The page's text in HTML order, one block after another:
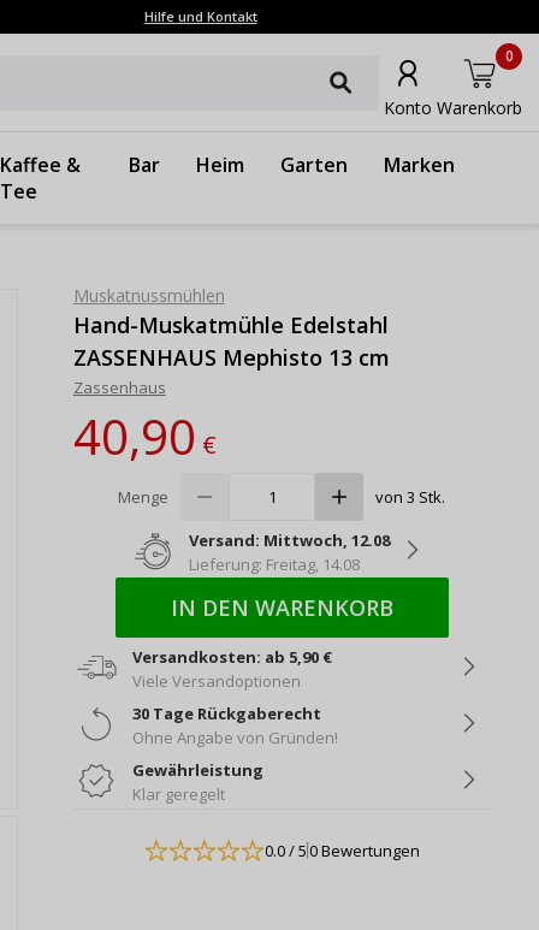
Hilfe und Kontakt
Konto Warenkorb
0
Kaffee &
Tee
Bar Heim Garten Marken
Muskatnussmühlen
Hand-Muskatmühle Edelstahl
ZASSENHAUS Mephisto 13 cm
Zassenhaus
40,90€
Menge von 3 Stk.
Versand: Mittwoch, 12.08
Lieferung: Freitag, 14.08
IN DEN WARENKORB
Versandkosten: ab 5,90 €
Viele Versandoptionen
30 Tage Rückgaberecht
Ohne Angabe von Gründen!
Gewährleistung
Klar geregelt
0.0/ 50 Bewertungen